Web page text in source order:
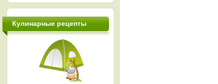
Кулинарные рецепты